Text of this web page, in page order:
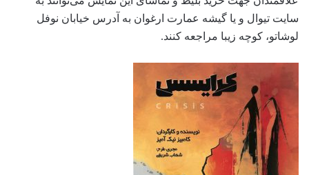
سایت تیوال و یا گیشه عمارت ارغوان به آدرس خیابان نوفل
لوشاتو، کوچه زیبا مراجعه کنند.